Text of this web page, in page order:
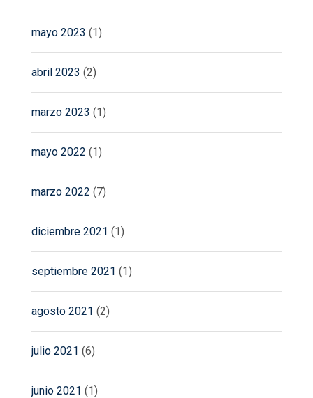
mayo 2023 (1)
abril 2023 (2)
marzo 2023 (1)
mayo 2022 (1)
marzo 2022 (7)
diciembre 2021 (1)
septiembre 2021 (1)
agosto 2021 (2)
julio 2021 (6)
junio 2021 (1)